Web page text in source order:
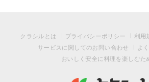
クラシルとは プライバシーポリシー 利用
サービスに関してのお問い合わせ
よ
おいしく安全に料理を楽しむた